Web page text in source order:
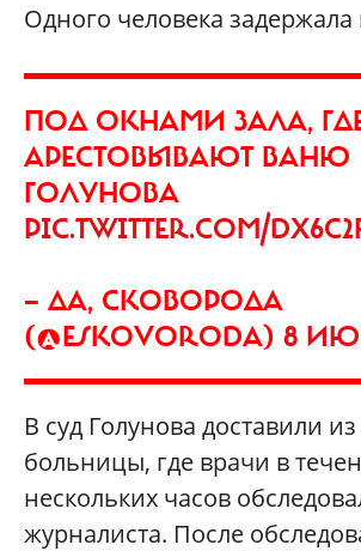
Одного человека
ПОД ОКНАМИ ЗАЛА,
АРЕСТОВЫВАЮТ ВАНЮ
ГОЛУНОВА
PIC.TWITTER.COM/
— ДА, СКОВОРОДА
(@ESKOVORODA) 8
В суд Голунова доставили
больницы, где врачи в
нескольких часов
журналиста. После